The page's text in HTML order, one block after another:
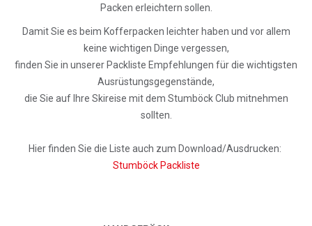
Packen erleichtern sollen.
Damit Sie es beim Kofferpacken leichter haben und vor allem
keine wichtigen Dinge vergessen,
finden Sie in unserer Packliste Empfehlungen für die wichtigsten
Ausrüstungsgegenstände,
die Sie auf Ihre Skireise mit dem Stumböck Club mitnehmen
sollten.
Hier finden Sie die Liste auch zum Download/Ausdrucken:
Stumböck Packliste